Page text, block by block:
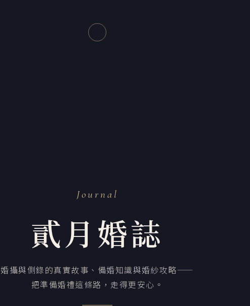
Journal
貳月婚誌
婚攝與側錄的真實故事、備婚知識與婚紗攻略——
把準備婚禮這條路，走得更安心。